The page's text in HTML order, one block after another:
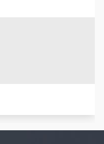
产品略有差异。
况或考察后量身定制，支持